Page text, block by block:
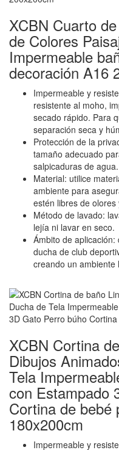
XCBN Cuarto
de Colores
Impermeable
decoración A16
Impermeable y
resistente al moho,
secado rápido. Para
separación seca y
Protección de la
tamaño adecuado
salpicaduras de agua.
Material: utilice
ambiente para
estén libres de olores
Método de lavado:
lejía ni lavar en seco.
Ámbito de
ducha de club
creando un ambiente
XCBN Cortina
Dibujos
Tela
con Estampado
Cortina de bebé
180x200cm
Impermeable y